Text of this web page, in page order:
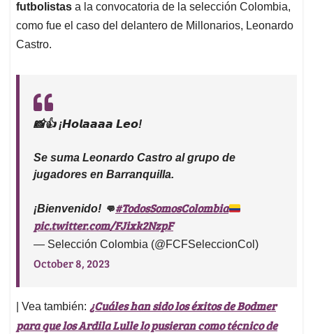
futbolistas a la convocatoria de la selección Colombia,
como fue el caso del delantero de Millonarios, Leonardo
Castro.
📸👍 ¡𝙃𝙤𝙡𝙖𝙖𝙖𝙖 𝙇𝙚𝙤!
Se suma Leonardo Castro al grupo de
jugadores en Barranquilla.
¡Bienvenido! 👊#TodosSomosColombia
pic.twitter.com/FJixk2NzpF
— Selección Colombia (@FCFSeleccionCol)
October 8, 2023
| Vea también: ¿Cuáles han sido los éxitos de Bodmer
para que los Ardila Lulle lo pusieran como técnico de